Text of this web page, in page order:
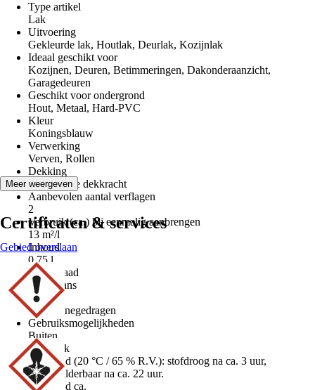
Type artikel
Lak
Uitvoering
Gekleurde lak, Houtlak, Deurlak, Kozijnlak
Ideaal geschikt voor
Kozijnen, Deuren, Betimmeringen, Dakonderaanzicht,
Garagedeuren
Geschikt voor ondergrond
Hout, Metaal, Hard-PVC
Kleur
Koningsblauw
Verwerking
Verven, Rollen
Dekking
1 - Hoogste dekkracht
Aanbevolen aantal verflagen
2
Verbruik (ca.) bij eenmalig aanbrengen
13 m²/l
Inhoud
0,75 l
Glansgraad
Hoogglans
Basis
Terpentinegedragen
Gebruiksmogelijkheden
Buiten
Kenmerk
Droogtijd (20 °C / 65 % R.V.): stofdroog na ca. 3 uur,
overschilderbaar na ca. 22 uur.
Droogtijd ca.
Meer weergeven
Certificaten & services
Gebied overslaan